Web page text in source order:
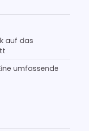
auf das
umfassende